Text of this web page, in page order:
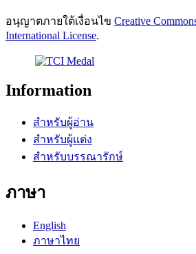
อนุญาตภายใต้เงื่อนไข Creative
International License.
Information
สำหรับผู้อ่าน
สำหรับผู้แต่ง
สำหรับบรรณารักษ์
ภาษา
English
ภาษาไทย